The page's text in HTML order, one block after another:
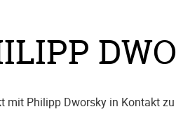
mit Philipp Dworsky in Kontakt